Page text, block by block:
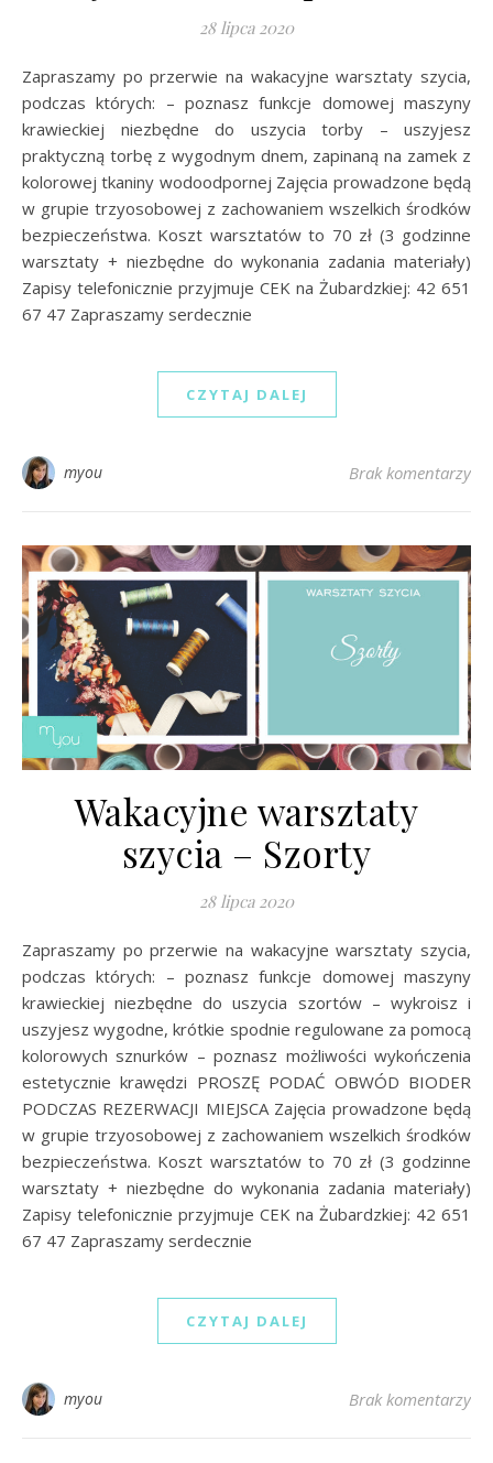
28 lipca 2020
Zapraszamy po przerwie na wakacyjne warsztaty szycia,
podczas których: – poznasz funkcje domowej maszyny
krawieckiej niezbędne do uszycia torby – uszyjesz
praktyczną torbę z wygodnym dnem, zapinaną na zamek z
kolorowej tkaniny wodoodpornej Zajęcia prowadzone będą
w grupie trzyosobowej z zachowaniem wszelkich środków
bezpieczeństwa. Koszt warsztatów to 70 zł (3 godzinne
warsztaty + niezbędne do wykonania zadania materiały)
Zapisy telefonicznie przyjmuje CEK na Żubardzkiej: 42 651
67 47 Zapraszamy serdecznie
CZYTAJ DALEJ
myou Brak komentarzy
Wakacyjne warsztaty
szycia – Szorty
28 lipca 2020
Zapraszamy po przerwie na wakacyjne warsztaty szycia,
podczas których: – poznasz funkcje domowej maszyny
krawieckiej niezbędne do uszycia szortów – wykroisz i
uszyjesz wygodne, krótkie spodnie regulowane za pomocą
kolorowych sznurków – poznasz możliwości wykończenia
estetycznie krawędzi PROSZĘ PODAĆ OBWÓD BIODER
PODCZAS REZERWACJI MIEJSCA Zajęcia prowadzone będą
w grupie trzyosobowej z zachowaniem wszelkich środków
bezpieczeństwa. Koszt warsztatów to 70 zł (3 godzinne
warsztaty + niezbędne do wykonania zadania materiały)
Zapisy telefonicznie przyjmuje CEK na Żubardzkiej: 42 651
67 47 Zapraszamy serdecznie
CZYTAJ DALEJ
myou Brak komentarzy